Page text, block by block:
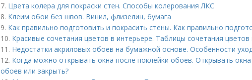
7. Цвета колера для покраски стен. Способы колерования ЛКС
8. Клеим обои без швов. Винил, флизелин, бумага
9. Как правильно подготовить и покрасить стены. Как правильно
10. Красивые сочетания цветов в интерьере. Таблицы сочетания цветов
11. Недостатки акриловых обоев на бумажной основе. Особенности
12. Когда можно открывать окна после поклейки обоев. Открывать окна
обоев или закрыть?